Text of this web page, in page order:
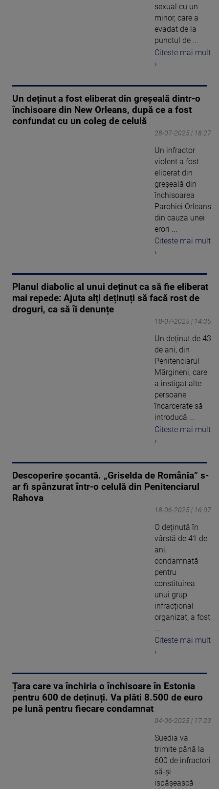
sexual cu un
minor, care a
evadat de la
punctul de ...
Citeste mai mult
›
Un deținut a fost eliberat din greșeală dintr-o
închisoare din New Orleans, după ce a fost
confundat cu un coleg de celulă
28-07-2025 | 18:27
Un infractor
violent a fost
eliberat din
greșeală din
închisoarea
Parohiei Orleans
din cauza unei
erori ...
Citeste mai mult
›
Planul diabolic al unui deținut ca să fie eliberat
mai repede: Ajuta alți deținuți să facă rost de
droguri, ca să îi denunțe
18-07-2025 | 14:35
Un deținut de 43
de ani, din
Penitenciarul
Mărgineni, care
a instigat alte
persoane
încarcerate să
introducă ...
Citeste mai mult
›
Descoperire șocantă. „Griselda de România” s-
ar fi spânzurat într-o celulă din Penitenciarul
Rahova
18-06-2025 | 16:07
O deținută în
vârstă de 41 de
ani,
condamnată
pentru
constituirea
unui grup
infracțional
organizat, a fost
...
Citeste mai mult
›
Țara care va închiria o închisoare în Estonia
pentru 600 de deținuți. Va plăti 8.500 de euro
pe lună pentru fiecare condamnat
04-06-2025 | 17:23
Suedia va
trimite până la
600 de infractori
să-și
ispășească